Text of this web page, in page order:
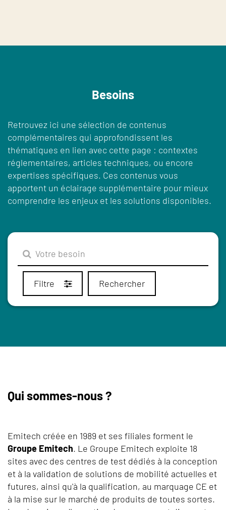
Besoins
Retrouvez ici une sélection de contenus
complémentaires qui approfondissent les
thématiques en lien avec cette page : contextes
réglementaires, articles techniques, ou encore
expertises spécifiques. Ces contenus vous
apportent un éclairage supplémentaire pour mieux
comprendre les enjeux et les solutions disponibles.
Filtre Rechercher
Qui sommes-nous ?
Emitech créée en 1989 et ses filiales forment le
Groupe Emitech. Le Groupe Emitech exploite 18
sites avec des centres de test dédiés à la conception
et à la validation de solutions de mobilité actuelles et
futures, ainsi qu'à la qualification, au marquage CE et
à la mise sur le marché de produits de toutes sortes.